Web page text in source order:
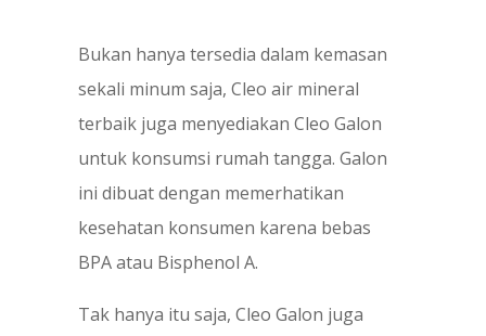
Bukan hanya tersedia dalam kemasan
sekali minum saja, Cleo air mineral
terbaik juga menyediakan Cleo Galon
untuk konsumsi rumah tangga. Galon
ini dibuat dengan memerhatikan
kesehatan konsumen karena bebas
BPA atau Bisphenol A.
Tak hanya itu saja, Cleo Galon juga